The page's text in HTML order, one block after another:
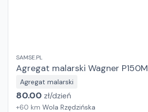
SAMSE.PL
Agregat malarski Wagner P150M
Agregat malarski
80.00 zł/dzień
+60 km Wola Rzędzińska